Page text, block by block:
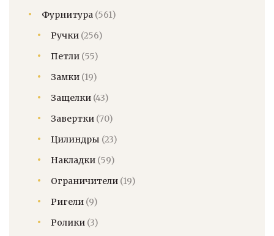
Фурнитура (561)
Ручки (256)
Петли (55)
Замки (19)
Защелки (43)
Завертки (70)
Цилиндры (23)
Накладки (59)
Ограничители (19)
Ригели (9)
Ролики (3)